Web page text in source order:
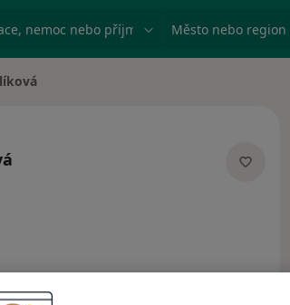
nemoc nebo příjmení Město nebo region